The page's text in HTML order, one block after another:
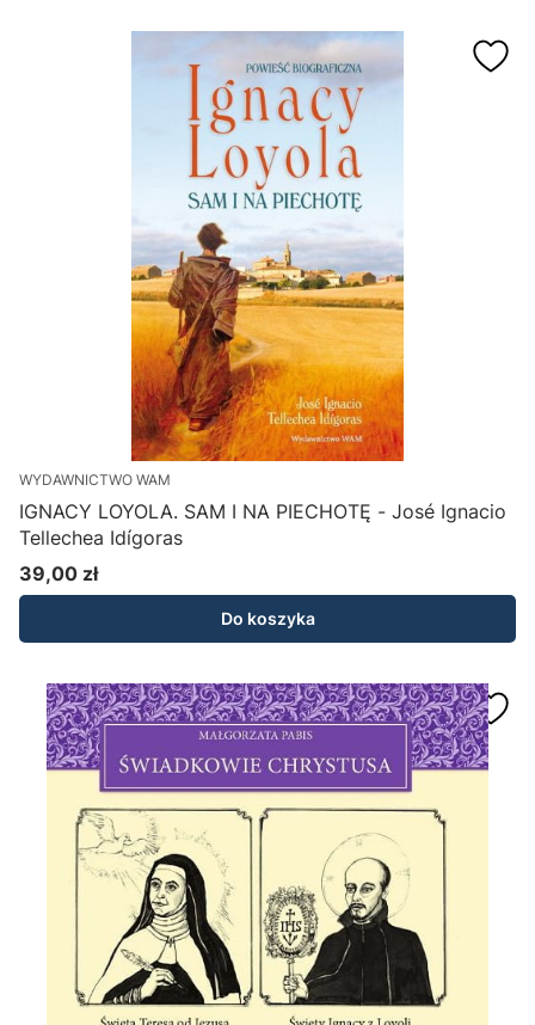
WYDAWNICTWO WAM
IGNACY LOYOLA. SAM I NA PIECHOTĘ - José Ignacio
Tellechea Idígoras
Cena
39,00 zł
Do koszyka